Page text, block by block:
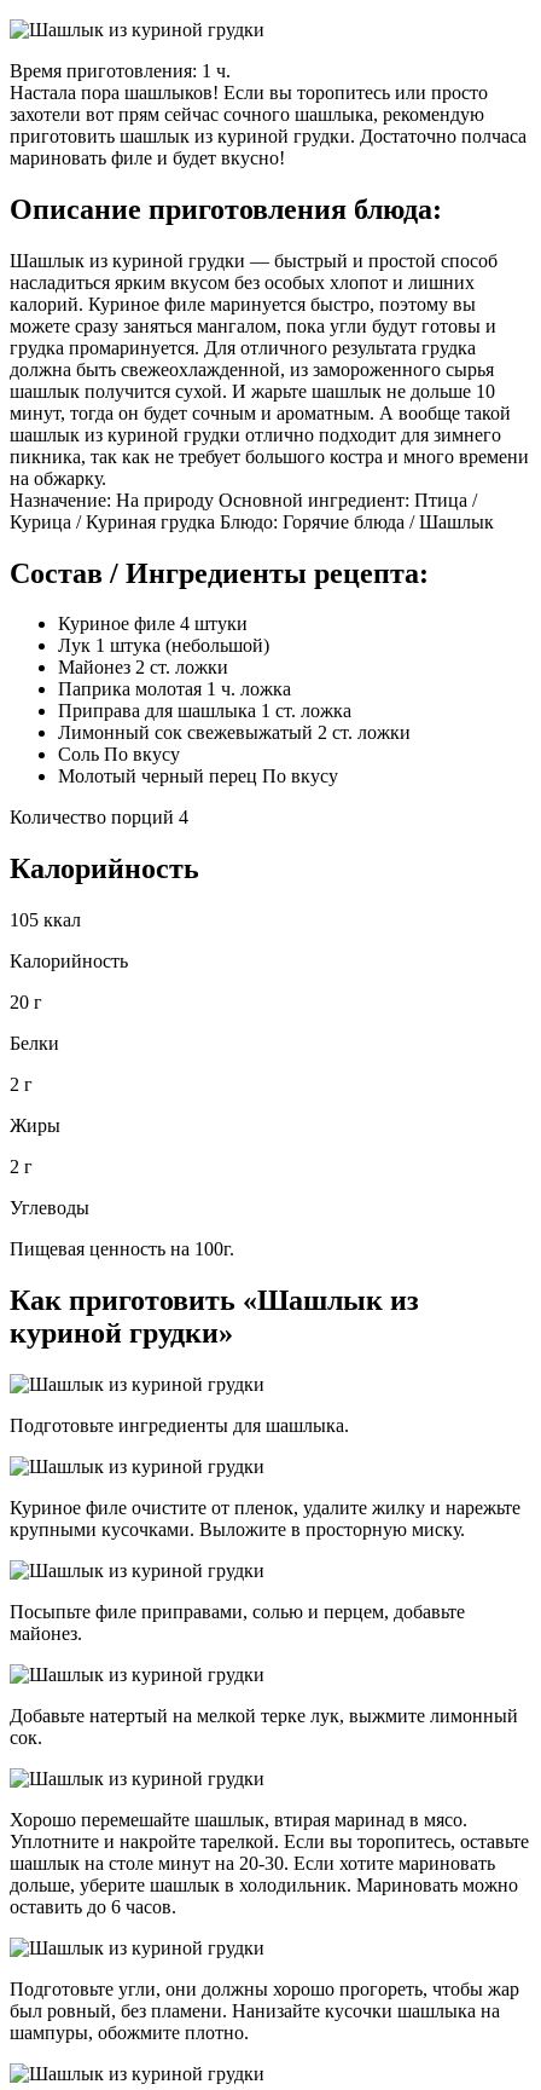
Время приготовления: 1 ч.
Настала пора шашлыков! Если вы торопитесь или просто
захотели вот прям сейчас сочного шашлыка, рекомендую
приготовить шашлык из куриной грудки. Достаточно полчаса
мариновать филе и будет вкусно!
Описание приготовления блюда:
Шашлык из куриной грудки — быстрый и простой способ
насладиться ярким вкусом без особых хлопот и лишних
калорий. Куриное филе маринуется быстро, поэтому вы
можете сразу заняться мангалом, пока угли будут готовы и
грудка промаринуется. Для отличного результата грудка
должна быть свежеохлажденной, из замороженного сырья
шашлык получится сухой. И жарьте шашлык не дольше 10
минут, тогда он будет сочным и ароматным. А вообще такой
шашлык из куриной грудки отлично подходит для зимнего
пикника, так как не требует большого костра и много времени
на обжарку.
Назначение: На природу Основной ингредиент: Птица /
Курица / Куриная грудка Блюдо: Горячие блюда / Шашлык
Состав / Ингредиенты рецепта:
Куриное филе 4 штуки
Лук 1 штука (небольшой)
Майонез 2 ст. ложки
Паприка молотая 1 ч. ложка
Приправа для шашлыка 1 ст. ложка
Лимонный сок свежевыжатый 2 ст. ложки
Соль По вкусу
Молотый черный перец По вкусу
Количество порций 4
Калорийность
105 ккал
Калорийность
20 г
Белки
2 г
Жиры
2 г
Углеводы
Пищевая ценность на 100г.
Как приготовить «Шашлык из
куриной грудки»
Подготовьте ингредиенты для шашлыка.
Куриное филе очистите от пленок, удалите жилку и нарежьте
крупными кусочками. Выложите в просторную миску.
Посыпьте филе приправами, солью и перцем, добавьте
майонез.
Добавьте натертый на мелкой терке лук, выжмите лимонный
сок.
Хорошо перемешайте шашлык, втирая маринад в мясо.
Уплотните и накройте тарелкой. Если вы торопитесь, оставьте
шашлык на столе минут на 20-30. Если хотите мариновать
дольше, уберите шашлык в холодильник. Мариновать можно
оставить до 6 часов.
Подготовьте угли, они должны хорошо прогореть, чтобы жар
был ровный, без пламени. Нанизайте кусочки шашлыка на
шампуры, обожмите плотно.